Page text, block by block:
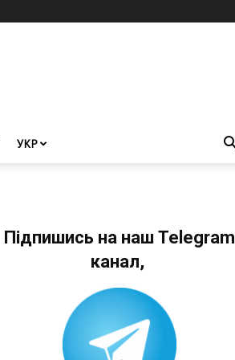
УКР
Підпишись на наш Telegram
канал,